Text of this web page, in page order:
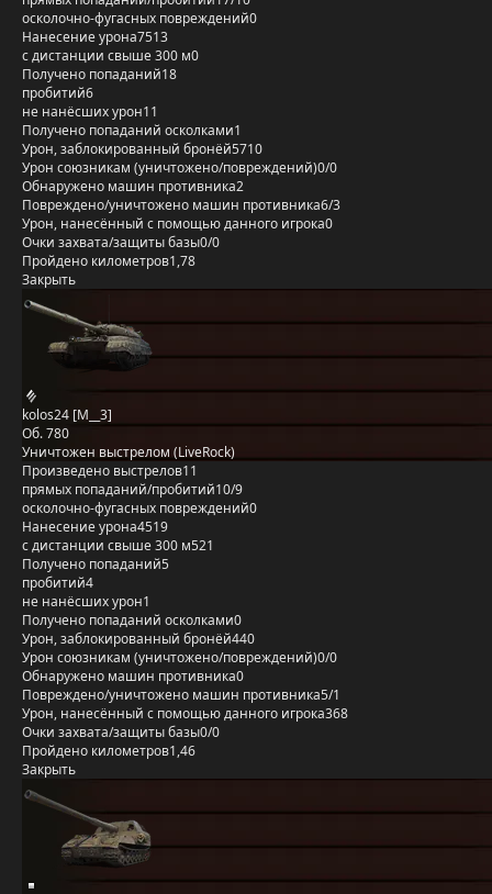
осколочно-фугасных повреждений0
Нанесение урона7513
с дистанции свыше 300 м0
Получено попаданий18
пробитий6
не нанёсших урон11
Получено попаданий осколками1
Урон, заблокированный бронёй5710
Урон союзникам (уничтожено/повреждений)0/0
Обнаружено машин противника2
Повреждено/уничтожено машин противника6/3
Урон, нанесённый с помощью данного игрока0
Очки захвата/защиты базы0/0
Пройдено километров1,78
Закрыть
kolos24 [M__3]
Об. 780
Уничтожен выстрелом (LiveRock)
Произведено выстрелов11
прямых попаданий/пробитий10/9
осколочно-фугасных повреждений0
Нанесение урона4519
с дистанции свыше 300 м521
Получено попаданий5
пробитий4
не нанёсших урон1
Получено попаданий осколками0
Урон, заблокированный бронёй440
Урон союзникам (уничтожено/повреждений)0/0
Обнаружено машин противника0
Повреждено/уничтожено машин противника5/1
Урон, нанесённый с помощью данного игрока368
Очки захвата/защиты базы0/0
Пройдено километров1,46
Закрыть